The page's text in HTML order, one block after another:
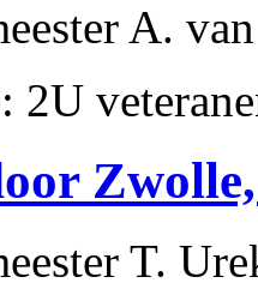
A.
2U
T.